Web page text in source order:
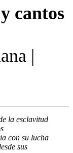
cantos
|
la esclavitud
con su lucha
sus